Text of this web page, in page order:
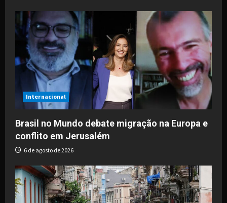
Internacional
Brasil no Mundo debate migração na Europa e
conflito em Jerusalém
6 de agosto de 2026